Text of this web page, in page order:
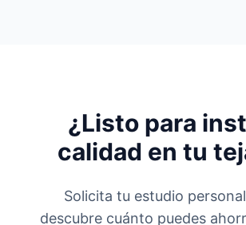
¿Listo para
calidad en tu
Solicita tu estudio
descubre cuánto puedes